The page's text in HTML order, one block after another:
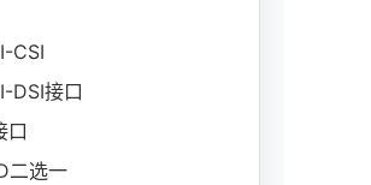
CSI
DSI接口
口
二选一